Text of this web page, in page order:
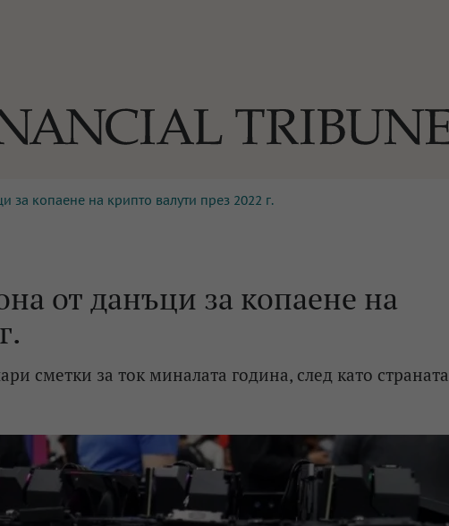
За нас
за копаене на крипто валути през 2022 г.
от данъци за копаене на
сметки за ток миналата година, след като страната